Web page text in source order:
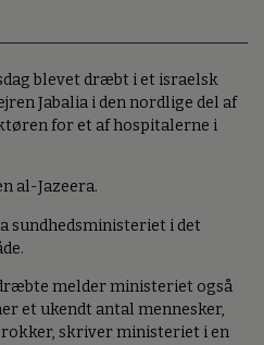
blevet dræbt i et israelsk
Jabalia i den nordlige del af
for et af hospitalerne i
al-Jazeera.
sundhedsministeriet i det
melder ministeriet også
et ukendt antal mennesker,
skriver ministeriet i en